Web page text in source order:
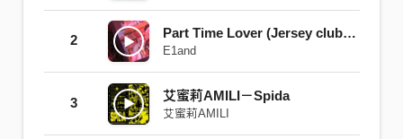
2 Part Time Lover (Jersey club version) feat.Yappy
E1and
3 艾蜜莉AMILI－Spida
艾蜜莉AMILI